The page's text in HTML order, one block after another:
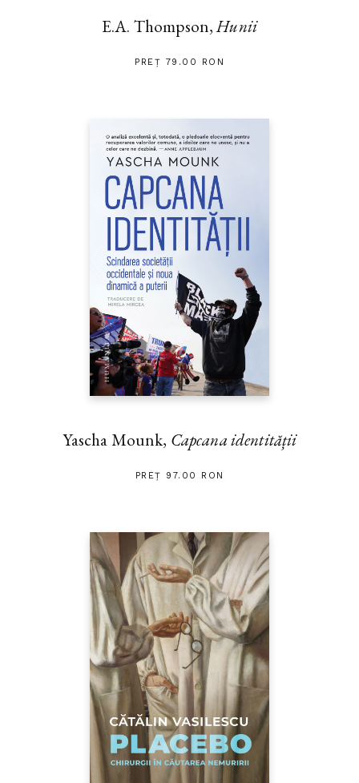
E.A. Thompson,Hunii
PREȚ 79.00 RON
Yascha Mounk, Capcana identității
PREȚ 97.00 RON